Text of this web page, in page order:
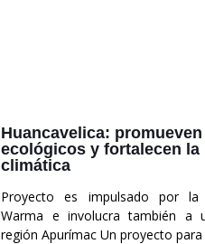
Huancavelica:
ecológicos y fortalecen la
climática
Proyecto es impulsado por la
Warma e involucra también a
región Apurímac Un proyecto para